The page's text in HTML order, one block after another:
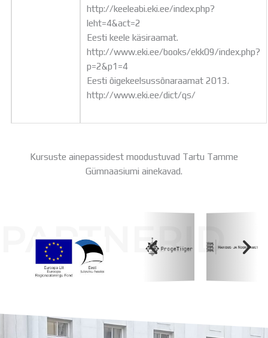
http://keeleabi.eki.ee/index.php?
leht=4&act=2
Eesti keele käsiraamat.
http://www.eki.ee/books/ekk09/index.php?
p=2&p1=4
Eesti õigekeelsussõnaraamat 2013.
http://www.eki.ee/dict/qs/
Kursuste ainepassidest moodustuvad Tartu Tamme
Gümnaasiumi ainekavad.
PARTNERID